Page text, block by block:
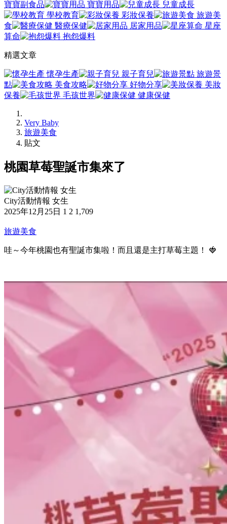
寶寶副食品
寶寶用品
兒童成長
學校教育
彩妝保養
旅遊美
食
醫療保健 居家用品
星座
算命
抱怨爆料
精選文章
懷孕生產 親子育兒
旅遊景
點
美食攻略 好物分享
美妝
保養
毛孩世界 健康保健
Very Baby
旅遊美食
貼文
桃園草莓聖誕市集來了
City活動情報 女生
2025年12月25日 1 2 1,709
旅遊美食
哇～今年桃園也有聖誕市集啦！而且還是主打草莓主題！ 🍓